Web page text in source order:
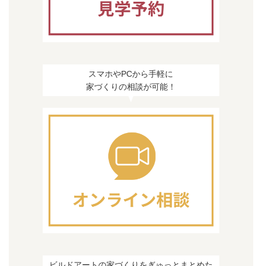
スマホやPCから手軽に
家づくりの相談が可能！